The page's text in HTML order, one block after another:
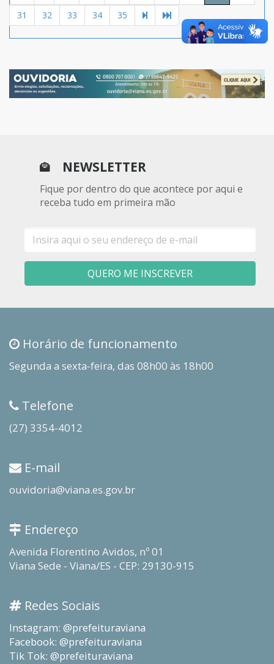
31 32 33 34 35
NEWSLETTER
Fique por dentro do que acontece por aqui e
receba tudo em primeira mão
mail
QUERO ME INSCREVER
Horário de funcionamento
Segunda a sexta-feira, das 08h00 às 18h00
Telefone
(27) 3354-4012
E-mail
ouvidoria@viana.es.gov.br
Endereço
Avenida Florentino Avidos, nº 01
Viana Sede - Viana/ES - CEP: 29130-915
Redes Sociais
Instagram: @prefeituraviana
Facebook: @prefeituraviana
Tik Tok: @prefeituraviana